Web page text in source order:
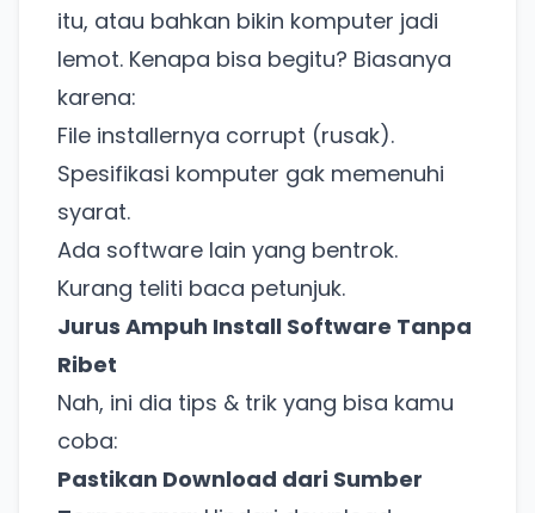
itu, atau bahkan bikin komputer jadi
lemot. Kenapa bisa begitu? Biasanya
karena:
File installernya corrupt (rusak).
Spesifikasi komputer gak memenuhi
syarat.
Ada software lain yang bentrok.
Kurang teliti baca petunjuk.
Jurus Ampuh Install Software Tanpa
Ribet
Nah, ini dia tips & trik yang bisa kamu
coba:
Pastikan Download dari Sumber